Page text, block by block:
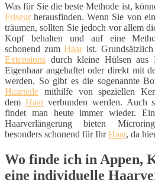
Was für Sie die beste Methode ist,
Friseurherausfinden. Wenn Sie von
träumen, sollten Sie jedoch vor allem
Kopf behalten und auf eine
schonend zumHaarist.
Extensions durch kleine Hülsen aus
Eigenhaar angehaftet oder direkt mit
werden. So gibt es die sogenannte
Haarteile mithilfe von speziellen
dem Haarverbunden werden. Auch
findet man heute immer wieder.
Haarverlängerung bieten
besonders schonend für IhrHaar, da
Wo finde ich in Appen,
eine individuelle